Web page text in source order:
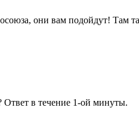
они вам подойдут! Там
в течение 1-ой минуты.